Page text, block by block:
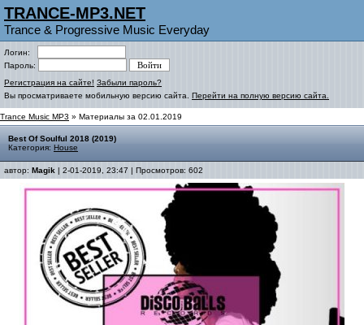
TRANCE-MP3.NET
Trance & Progressive Music Everyday
Логин:
Пароль:
Регистрация на сайте! Забыли пароль?
Вы просматриваете мобильную версию сайта. Перейти на полную версию сайта.
Trance Music MP3 » Материалы за 02.01.2019
Best Of Soulful 2018 (2019)
Категория: House
автор: Magik | 2-01-2019, 23:47 | Просмотров: 602